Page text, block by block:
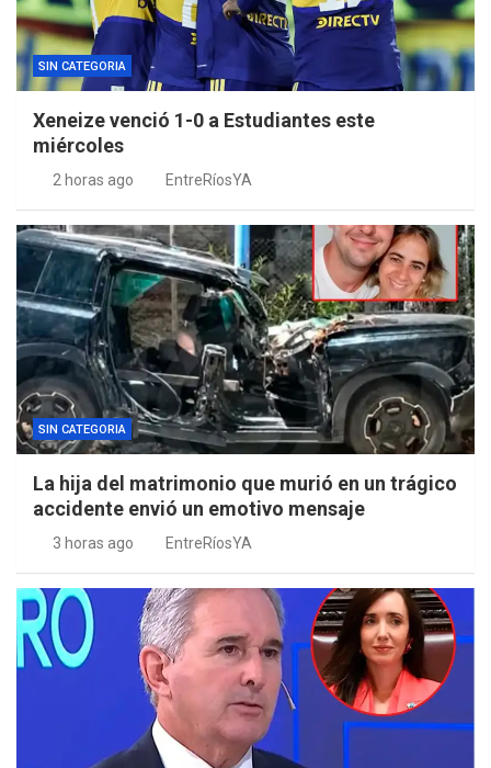
SIN CATEGORIA
Xeneize venció 1-0 a Estudiantes este
miércoles
2 horas ago EntreRíosYA
SIN CATEGORIA
La hija del matrimonio que murió en un trágico
accidente envió un emotivo mensaje
3 horas ago EntreRíosYA